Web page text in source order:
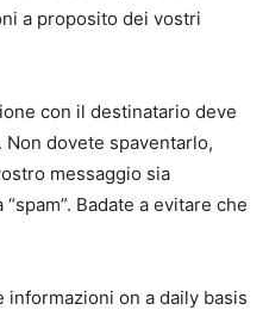
a proposito dei vostri
con il destinatario deve
dovete spaventarlo,
messaggio sia
Badate a evitare che
on a daily basis